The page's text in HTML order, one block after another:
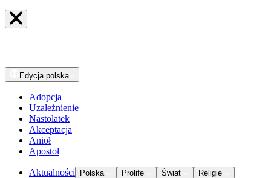
Edycja polska
Adopcja
Uzależnienie
Nastolatek
Akceptacja
Anioł
Apostoł
Aktualności Polska Prolife Świat
Religie